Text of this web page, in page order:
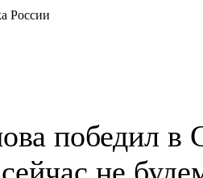
России
победил в